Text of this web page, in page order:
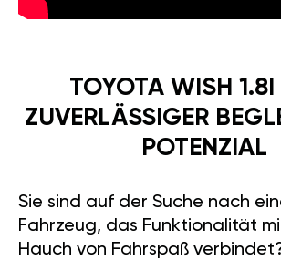
TOYOTA WISH 1.8I
ZUVERLÄSSIGER
POTENZIAL
Sie sind auf der Suche nach
Fahrzeug, das Funktionalität
Hauch von Fahrspaß